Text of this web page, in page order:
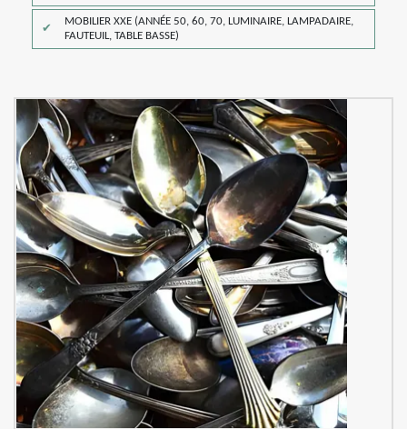
MOBILIER XXE (ANNÉE 50, 60, 70, LUMINAIRE, LAMPADAIRE,
FAUTEUIL, TABLE BASSE)